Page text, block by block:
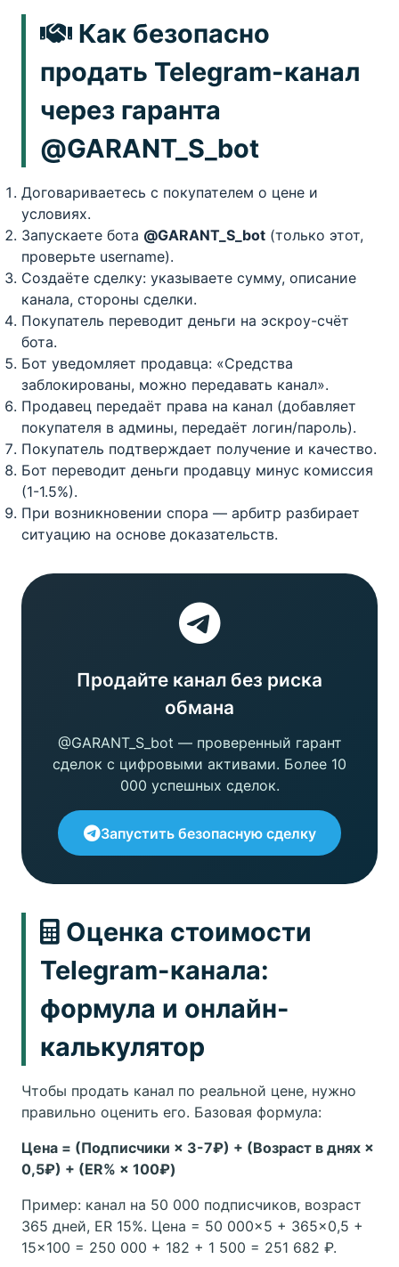
Как безопасно
продать Telegram-канал
через гаранта
@GARANT_S_bot
Договариваетесь с покупателем о цене и
условиях.
Запускаете бота @GARANT_S_bot (только этот,
проверьте username).
Создаёте сделку: указываете сумму, описание
канала, стороны сделки.
Покупатель переводит деньги на эскроу-счёт
бота.
Бот уведомляет продавца: «Средства
заблокированы, можно передавать канал».
Продавец передаёт права на канал (добавляет
покупателя в админы, передаёт логин/пароль).
Покупатель подтверждает получение и качество.
Бот переводит деньги продавцу минус комиссия
(1-1.5%).
При возникновении спора — арбитр разбирает
ситуацию на основе доказательств.
Продайте канал без риска
обмана
@GARANT_S_bot — проверенный гарант
сделок с цифровыми активами. Более 10
000 успешных сделок.
Запустить безопасную сделку
Оценка стоимости
Telegram-канала:
формула и онлайн-
калькулятор
Чтобы продать канал по реальной цене, нужно
правильно оценить его. Базовая формула:
Цена = (Подписчики × 3-7₽) + (Возраст в днях ×
0,5₽) + (ER% × 100₽)
Пример: канал на 50 000 подписчиков, возраст
365 дней, ER 15%. Цена = 50 000×5 + 365×0,5 +
15×100 = 250 000 + 182 + 1 500 = 251 682 ₽.